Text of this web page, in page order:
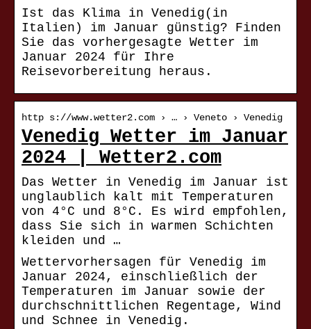
Ist das Klima in Venedig(in
Italien) im Januar günstig? Finden
Sie das vorhergesagte Wetter im
Januar 2024 für Ihre
Reisevorbereitung heraus.
http s://www.wetter2.com › … › Veneto › Venedig
Venedig Wetter im Januar
2024 | Wetter2.com
Das Wetter in Venedig im Januar ist
unglaublich kalt mit Temperaturen
von 4°C und 8°C. Es wird empfohlen,
dass Sie sich in warmen Schichten
kleiden und …
Wettervorhersagen für Venedig im
Januar 2024, einschließlich der
Temperaturen im Januar sowie der
durchschnittlichen Regentage, Wind
und Schnee in Venedig.